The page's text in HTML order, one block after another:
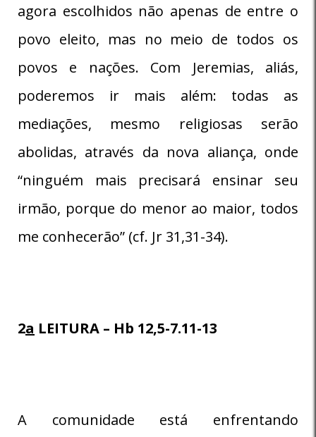
agora escolhidos não apenas de entre o
povo eleito, mas no meio de todos os
povos e nações. Com Jeremias, aliás,
poderemos ir mais além: todas as
mediações, mesmo religiosas serão
abolidas, através da nova aliança, onde
“ninguém mais precisará ensinar seu
irmão, porque do menor ao maior, todos
me conhecerão” (cf. Jr 31,31-34).
2a LEITURA – Hb 12,5-7.11-13
A comunidade está enfrentando